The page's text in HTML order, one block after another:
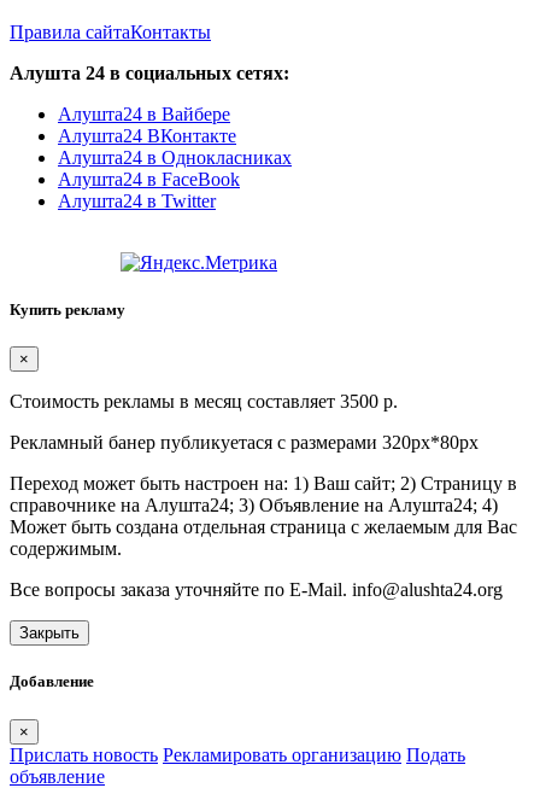
Правила сайтаКонтакты
Алушта 24 в социальных сетях:
Алушта24 в Вайбере
Алушта24 ВКонтакте
Алушта24 в Однокласниках
Алушта24 в FaceBook
Алушта24 в Twitter
Купить рекламу
×
Стоимость рекламы в месяц составляет 3500 р.
Рекламный банер публикуетася с размерами 320px*80px
Переход может быть настроен на: 1) Ваш сайт; 2) Страницу в
справочнике на Алушта24; 3) Объявление на Алушта24; 4)
Может быть создана отдельная страница с желаемым для Вас
содержимым.
Все вопросы заказа уточняйте по E-Mail. info@alushta24.org
Закрыть
Добавление
×
Прислать новость Рекламировать организацию Подать
объявление